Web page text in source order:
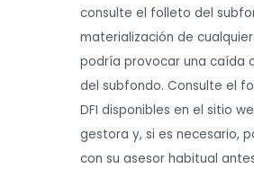
consulte el folleto del
materialización de
podría provocar una caída
del subfondo. Consulte el
DFI disponibles en el sitio
gestora y, si es necesario,
con su asesor habitual